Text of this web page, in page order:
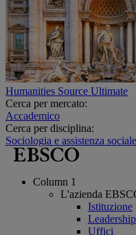
Humanities Source Ultimate
Cerca per mercato:
Accademico
Cerca per disciplina:
Sociologia e assistenza sociale
Column 1
L'azienda
Istituzione
Leadership
Uffici